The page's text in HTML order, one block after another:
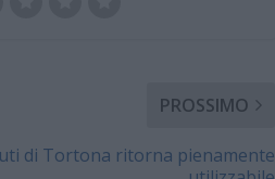
PROSSIMO
di Tortona ritorna pienamente